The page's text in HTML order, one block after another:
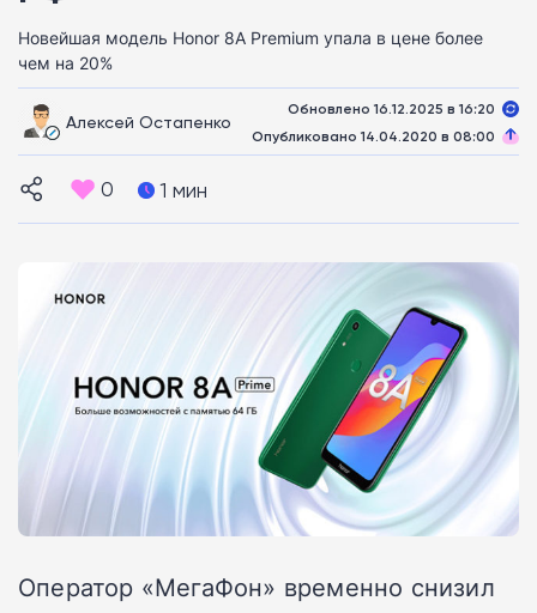
Новейшая модель Honor 8A Premium упала в цене более
чем на 20%
Алексей Остапенко
Обновлено 16.12.2025 в 16:20
Опубликовано 14.04.2020 в 08:00
0 1 мин
Оператор «МегаФон» временно снизил